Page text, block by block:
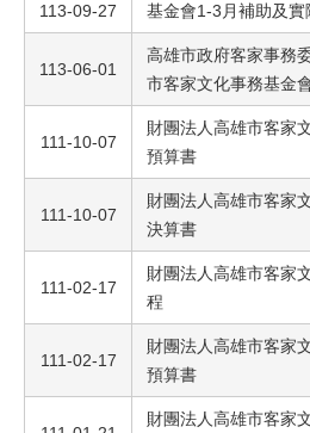
113-09-27 基金會1-3月補助及實
113-06-01
高雄市政府客家事務
市客家文化事務基金
111-10-07
財團法人高雄市客家
預算書
111-10-07
財團法人高雄市客家
決算書
111-02-17
財團法人高雄市客家
程
111-02-17
財團法人高雄市客家
預算書
財團法人高雄市客家